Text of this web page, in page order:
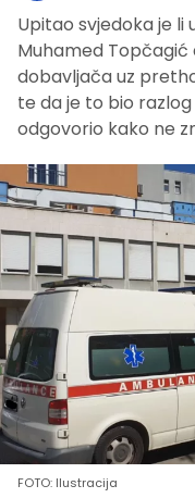
Upitao svjedoka je li
Muhamed
dobavljača uz
te da je to bio
odgovorio kako ne
FOTO: Ilustracija